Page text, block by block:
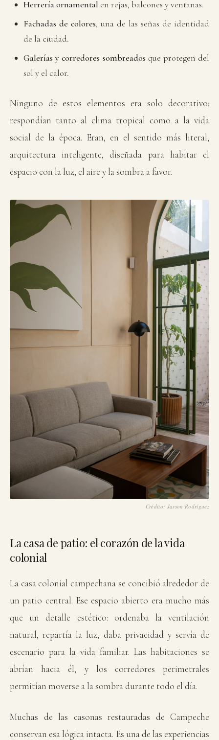
Herrería ornamental en rejas, balcones y ventanas.
Fachadas de colores, una de las señas de identidad
de la ciudad.
Galerías y corredores sombreados que protegen del
sol y el calor.
Ninguno de estos elementos era solo decorativo:
respondían tanto al clima tropical como a la vida
social de la época. Eran, en el sentido más literal,
arquitectura inteligente, diseñada para habitar el
espacio con la luz, el aire y la sombra a favor.
Crédito: Jasson Rodríguez
La casa de patio: el corazón de la vida
colonial
La casa colonial campechana se concibió alrededor de
un patio central. Ese espacio abierto era mucho más
que un detalle estético: ordenaba la ventilación
natural, repartía la luz, daba privacidad y servía de
escenario para la vida familiar. Las habitaciones se
abrían hacia él, y los corredores perimetrales
permitían moverse a la sombra durante todo el día.
Muchas de las casonas restauradas de Campeche
conservan esa lógica intacta. Es una de las experiencias